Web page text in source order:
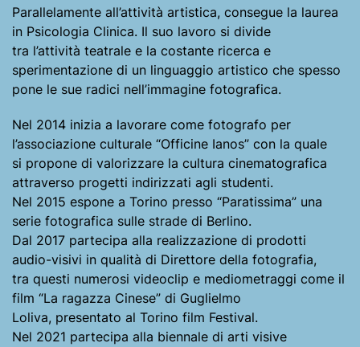
Parallelamente all’attività artistica, consegue la laurea
in Psicologia Clinica. Il suo lavoro si divide
tra l’attività teatrale e la costante ricerca e
sperimentazione di un linguaggio artistico che spesso
pone le sue radici nell’immagine fotografica.
Nel 2014 inizia a lavorare come fotografo per
l’associazione culturale “Officine Ianos” con la quale
si propone di valorizzare la cultura cinematografica
attraverso progetti indirizzati agli studenti.
Nel 2015 espone a Torino presso “Paratissima” una
serie fotografica sulle strade di Berlino.
Dal 2017 partecipa alla realizzazione di prodotti
audio-visivi in qualità di Direttore della fotografia,
tra questi numerosi videoclip e mediometraggi come il
film “La ragazza Cinese” di Guglielmo
Loliva, presentato al Torino film Festival.
Nel 2021 partecipa alla biennale di arti visive